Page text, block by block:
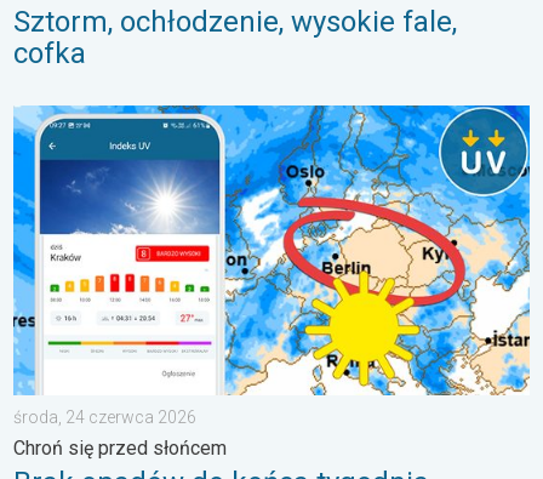
Sztorm, ochłodzenie, wysokie fale,
cofka
Brak opadów do końca tygodnia. Chroń się przed słońcem. .
środa, 24 czerwca 2026
Chroń się przed słońcem